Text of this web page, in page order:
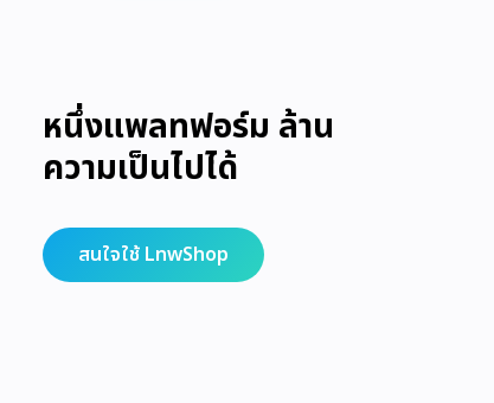
หนึ่งแพลทฟอร์ม ล้าน
ความเป็นไปได้
สนใจใช้ LnwShop